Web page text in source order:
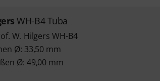
WH-B4 Tuba
W. Hilgers WH-B4
Ø: 33,50 mm
Ø: 49,00 mm